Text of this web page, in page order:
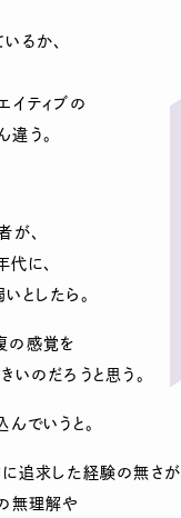
るか、
イティブの
う。
が、
に、
としたら。
の感覚を
いのだろうと思う。
んでいうと。
に追求した経験の無さが
無理解や